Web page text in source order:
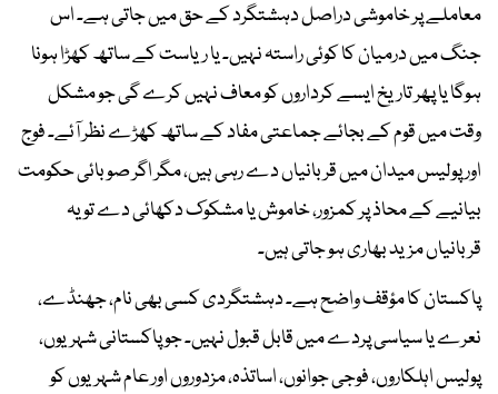
معاملے پر خاموشی دراصل دہشتگرد کے حق میں جاتی ہے۔ اس
جنگ میں درمیان کا کوئی راستہ نہیں۔ یا ریاست کے ساتھ کھڑا ہونا
ہوگا یا پھر تاریخ ایسے کرداروں کو معاف نہیں کرے گی جو مشکل
وقت میں قوم کے بجائے جماعتی مفاد کے ساتھ کھڑے نظر آئے۔ فوج
اور پولیس میدان میں قربانیاں دے رہی ہیں، مگر اگر صوبائی حکومت
بیانیے کے محاذ پر کمزور، خاموش یا مشکوک دکھائی دے تو یہ
قربانیاں مزید بھاری ہو جاتی ہیں۔
پاکستان کا مؤقف واضح ہے۔ دہشتگردی کسی بھی نام، جھنڈے،
نعرے یا سیاسی پردے میں قابل قبول نہیں۔ جو پاکستانی شہریوں،
پولیس اہلکاروں، فوجی جوانوں، اساتذہ، مزدوروں اور عام شہریوں کو